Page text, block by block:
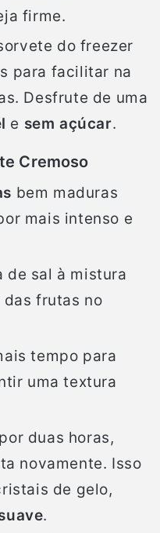
firme.
do freezer
para facilitar na
Desfrute de uma
e sem açúcar.
Cremoso
bem maduras
mais intenso e
de sal à mistura
frutas no
tempo para
uma textura
duas horas,
novamente. Isso
de gelo,
.